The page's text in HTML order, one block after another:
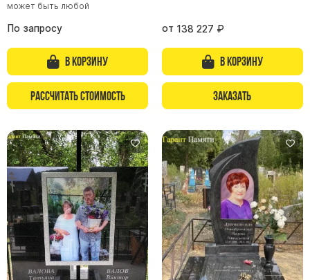
может быть любой
По запросу
В корзину
Рассчитать стоимость
от 138 227 ₽
В корзину
Заказать